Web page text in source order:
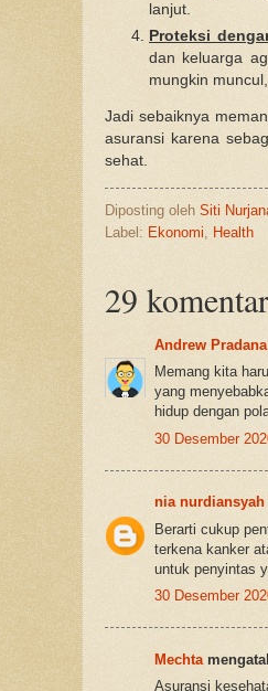
lanjut.
Proteksi
dan keluarga
mungkin
Jadi sebaiknya
asuransi karena
sehat.
Diposting oleh Siti
Label: Ekonomi Health
29
Andrew Pradana
Memang kita
yang
hidup dengan
30 Desember
nia nurdiansyah
Berarti cukup
terkena kanker
untuk penyintas
30 Desember
Mechta
Asuransi